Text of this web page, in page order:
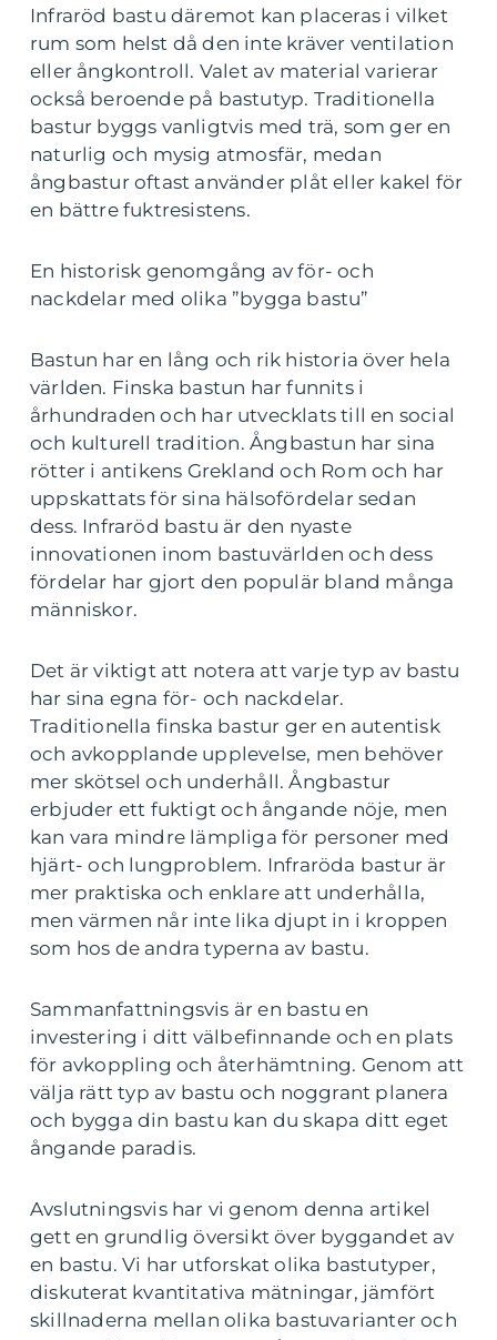
Infraröd bastu däremot kan placeras i vilket
rum som helst då den inte kräver ventilation
eller ångkontroll. Valet av material varierar
också beroende på bastutyp. Traditionella
bastur byggs vanligtvis med trä, som ger en
naturlig och mysig atmosfär, medan
ångbastur oftast använder plåt eller kakel för
en bättre fuktresistens.
En historisk genomgång av för- och
nackdelar med olika ”bygga bastu”
Bastun har en lång och rik historia över hela
världen. Finska bastun har funnits i
århundraden och har utvecklats till en social
och kulturell tradition. Ångbastun har sina
rötter i antikens Grekland och Rom och har
uppskattats för sina hälsofördelar sedan
dess. Infraröd bastu är den nyaste
innovationen inom bastuvärlden och dess
fördelar har gjort den populär bland många
människor.
Det är viktigt att notera att varje typ av bastu
har sina egna för- och nackdelar.
Traditionella finska bastur ger en autentisk
och avkopplande upplevelse, men behöver
mer skötsel och underhåll. Ångbastur
erbjuder ett fuktigt och ångande nöje, men
kan vara mindre lämpliga för personer med
hjärt- och lungproblem. Infraröda bastur är
mer praktiska och enklare att underhålla,
men värmen når inte lika djupt in i kroppen
som hos de andra typerna av bastu.
Sammanfattningsvis är en bastu en
investering i ditt välbefinnande och en plats
för avkoppling och återhämtning. Genom att
välja rätt typ av bastu och noggrant planera
och bygga din bastu kan du skapa ditt eget
ångande paradis.
Avslutningsvis har vi genom denna artikel
gett en grundlig översikt över byggandet av
en bastu. Vi har utforskat olika bastutyper,
diskuterat kvantitativa mätningar, jämfört
skillnaderna mellan olika bastuvarianter och